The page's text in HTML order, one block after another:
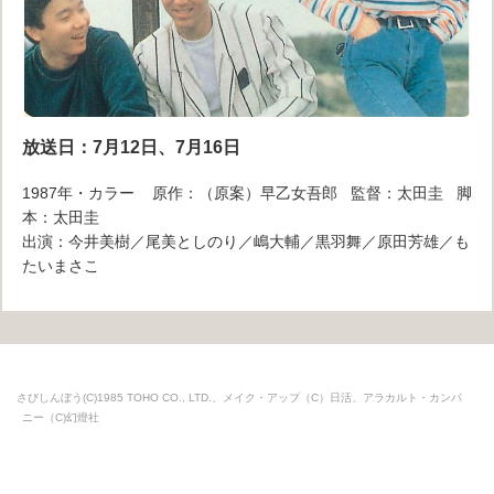
放送日：7月12日、7月16日
1987年・カラー 原作：（原案）早乙女吾郎 監督：太田圭 脚
本：太田圭
出演：今井美樹／尾美としのり／嶋大輔／黒羽舞／原田芳雄／も
たいまさこ
さびしんぼう(C)1985 TOHO CO., LTD.、メイク・アップ（C）日活、アラカルト・カンパ
ニー（C)幻燈社